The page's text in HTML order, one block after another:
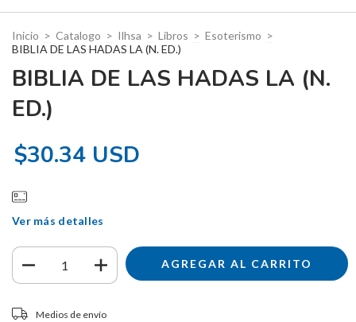
Inicio > Catalogo > Ilhsa > Libros > Esoterismo >
BIBLIA DE LAS HADAS LA (N. ED.)
BIBLIA DE LAS HADAS LA (N.
ED.)
$30.34 USD
Ver más detalles
Entregas para el CP:
Medios de envío